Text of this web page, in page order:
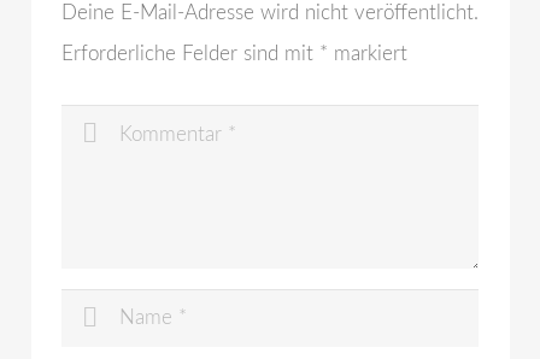
Deine E-Mail-Adresse wird nicht veröffentlicht.
Erforderliche Felder sind mit * markiert